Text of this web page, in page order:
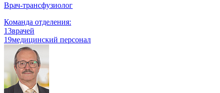
Врач-трансфузиолог
Команда отделения:
13врачей
19медицинский персонал